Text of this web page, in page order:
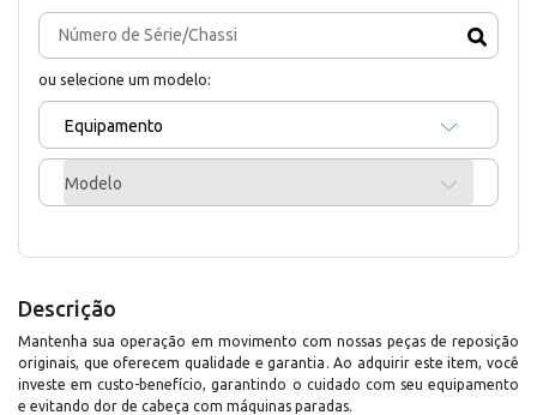
ou selecione um modelo:
Equipamento
Modelo
Descrição
Mantenha sua operação em movimento com nossas peças de reposição
originais, que oferecem qualidade e garantia. Ao adquirir este item, você
investe em custo-benefício, garantindo o cuidado com seu equipamento
e evitando dor de cabeça com máquinas paradas.